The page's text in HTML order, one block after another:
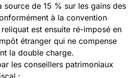
source de 15 % sur les gains des
à la convention
est ensuite ré-imposé en
étranger qui ne compense
la double charge.
les conseillers patrimoniaux
: